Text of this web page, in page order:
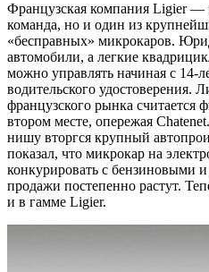
Французская компания Ligier —
команда, но и один из
«бесправных» микрокаров.
автомобили, а легкие
можно управлять начиная с 14-
водительского удостоверения.
французского рынка
втором месте, опережая
нишу вторгся крупный
показал, что микрокар на
конкурировать с бензиновыми
продажи постепенно растут.
и в гамме Ligier.